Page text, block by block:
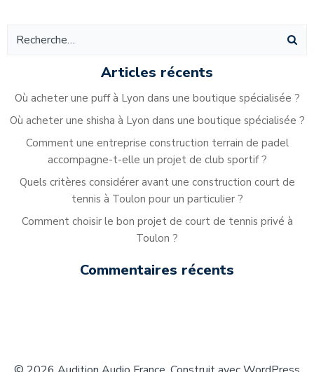
Articles récents
Où acheter une puff à Lyon dans une boutique spécialisée ?
Où acheter une shisha à Lyon dans une boutique spécialisée ?
Comment une entreprise construction terrain de padel
accompagne-t-elle un projet de club sportif ?
Quels critères considérer avant une construction court de
tennis à Toulon pour un particulier ?
Comment choisir le bon projet de court de tennis privé à
Toulon ?
Commentaires récents